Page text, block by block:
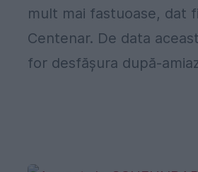
mult mai fastuoase, dat
Centenar. De data
for desfășura după-